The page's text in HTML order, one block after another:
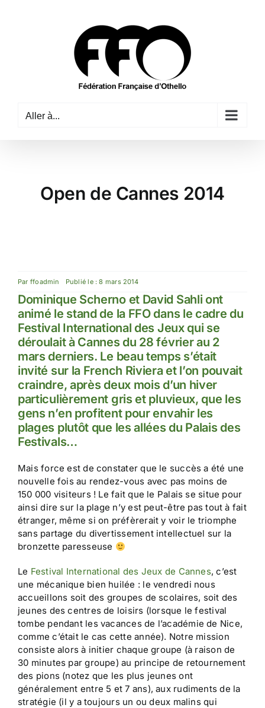
Aller à...
Open de Cannes 2014
Par ffoadmin Publié le : 8 mars 2014
Dominique Scherno et David Sahli ont
animé le stand de la FFO dans le cadre du
Festival International des Jeux qui se
déroulait à Cannes du 28 février au 2
mars derniers. Le beau temps s’était
invité sur la French Riviera et l’on pouvait
craindre, après deux mois d’un hiver
particulièrement gris et pluvieux, que les
gens n’en profitent pour envahir les
plages plutôt que les allées du Palais des
Festivals…
Mais force est de constater que le succès a été une
nouvelle fois au rendez-vous avec pas moins de
150 000 visiteurs ! Le fait que le Palais se situe pour
ainsi dire sur la plage n’y est peut-être pas tout à fait
étranger, même si on préfèrerait y voir le triomphe
sans partage du divertissement intellectuel sur la
bronzette paresseuse
Le Festival International des Jeux de Cannes, c’est
une mécanique bien huilée : le vendredi nous
accueillons soit des groupes de scolaires, soit des
jeunes des centres de loisirs (lorsque le festival
tombe pendant les vacances de l’académie de Nice,
comme c’était le cas cette année). Notre mission
consiste alors à initier chaque groupe (à raison de
30 minutes par groupe) au principe de retournement
des pions (notez que les plus jeunes ont
généralement entre 5 et 7 ans), aux rudiments de la
stratégie (il y a toujours un ou deux malins qui